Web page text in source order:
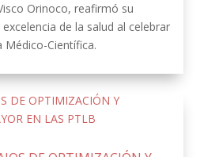
Orinoco, reafirmó su
de la salud al celebrar
Médico-Científica.